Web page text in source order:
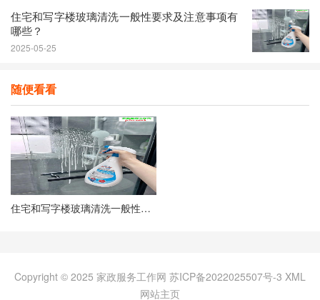
住宅和写字楼玻璃清洗一般性要求及注意事项有
哪些？
2025-05-25
随便看看
住宅和写字楼玻璃清洗一般性要求及注意事项有哪些？
Copyright © 2025 家政服务工作网 苏ICP备2022025507号-3 XML
网站主页